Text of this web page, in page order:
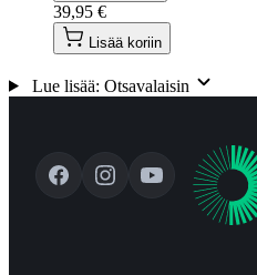
39,95 €
Lisää koriin
Lue lisää: Otsavalaisin